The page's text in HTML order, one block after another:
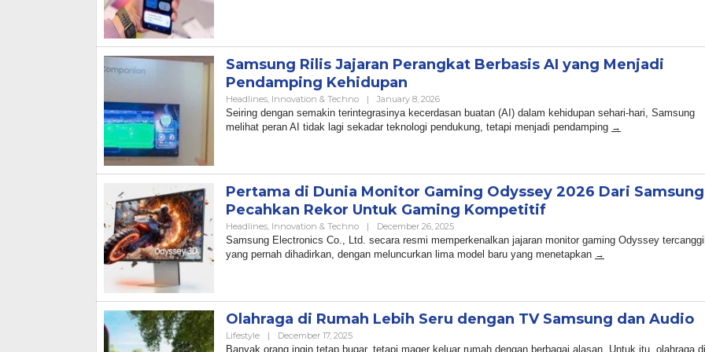
Samsung Rilis Jajaran Perangkat Berbasis AI yang Menjadi
Pendamping Kehidupan
Headlines, Innovation & Techno | January 8, 2026By
Admin
Seiring dengan semakin terintegrasinya kecerdasan buatan (AI) dalam kehidupan sehari-hari, Samsung
melihat peran AI tidak lagi sekadar teknologi pendukung, tetapi menjadi pendamping
Pertama di Dunia Monitor Gaming Odyssey 2026 Dari Samsung
Pecahkan Rekor Untuk Gaming Kompetitif
Headlines, Innovation & Techno | December 26, 2025By
Admin
Samsung Electronics Co., Ltd. secara resmi memperkenalkan jajaran monitor gaming Odyssey
yang pernah dihadirkan, dengan meluncurkan lima model baru yang menetapkan
Olahraga di Rumah Lebih Seru dengan TV Samsung dan Audio
Lifestyle | December 17, 2025By
Admin
Banyak orang ingin tetap bugar, tetapi mager keluar rumah dengan berbagai alasan. Untuk itu, olahraga di